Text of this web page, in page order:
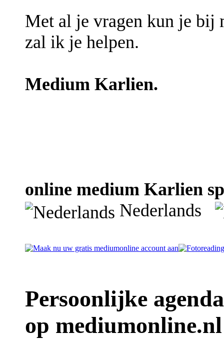
Met al je vragen kun je bij
zal ik je helpen.
Medium Karlien.
online medium Karlien
Nederlands
Persoonlijke
op mediumonline.nl